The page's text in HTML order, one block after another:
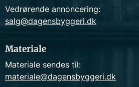
Vedrørende annoncering:
salg@dagensbyggeri.dk
Materiale
Materiale sendes til:
materiale@dagensbyggeri.dk